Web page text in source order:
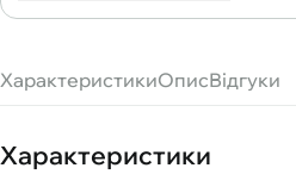
ХарактеристикиОписВідгуки
Характеристики